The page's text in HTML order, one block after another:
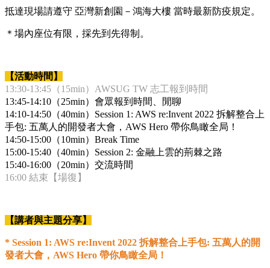
抵達現場請遵守 亞灣新創園－鴻海大樓 當時最新防疫規定。
＊場內座位有限，採先到先得制。
【活動時間】
13:30-13:45（15min）AWSUG TW 志工報到時間
13:45-14:10（25min）會眾報到時間、閒聊
14:10-14:50（40min）Session 1: AWS re:Invent 2022 拆解整合上
手包: 五萬人的開發者大會，AWS Hero 帶你鳥瞰全局！
14:50-15:00（10min）Break Time
15:00-15:40（40min）Session 2: 金融上雲的荊棘之路
15:40-16:00（20min）交流時間
16:00 結束【場復】
【講者與主題分享】
* Session 1: AWS re:Invent 2022 拆解整合上手包: 五萬人的開
發者大會，AWS Hero 帶你鳥瞰全局！